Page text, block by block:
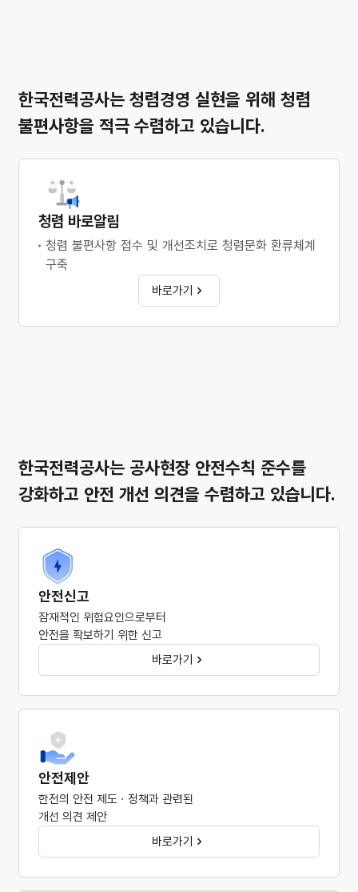
한국전력공사는 청렴경영 실현을 위해 청렴
불편사항을 적극 수렴하고 있습니다.
청렴 바로알림
청렴 불편사항 접수 및 개선조치로 청렴문화 환류체계
구축
바로가기
한국전력공사는 공사현장 안전수칙 준수를
강화하고 안전 개선 의견을 수렴하고 있습니다.
안전신고
잠재적인 위험요인으로부터
안전을 확보하기 위한 신고
바로가기
안전제안
한전의 안전 제도ㆍ정책과 관련된
개선 의견 제안
바로가기